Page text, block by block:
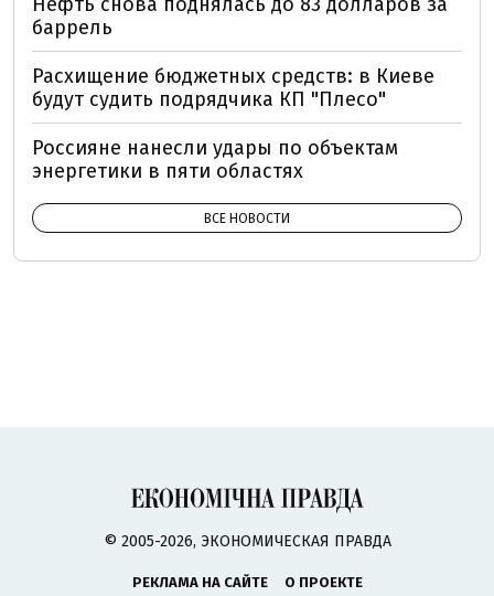
баррель
Расхищение бюджетных средств: в Киеве
будут судить подрядчика КП "Плесо"
Россияне нанесли удары по объектам
энергетики в пяти областях
ВСЕ НОВОСТИ
© 2005-2026, ЭКОНОМИЧЕСКАЯ ПРАВДА
РЕКЛАМА НА САЙТЕ
О ПРОЕКТЕ